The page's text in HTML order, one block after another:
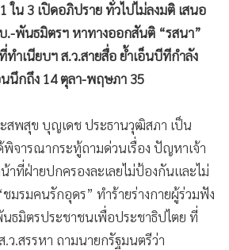
ใน 3 เปิดอภิปราย ทั่วไปไม่ลงมติ เสนอ
.-พันธมิตรฯ หาทางออกสันติ “รสนา”
ำเนียบฯ ส.ว.สายสื่อ ย้ำเอ็นบีทีกำลัง
นึกถึง 14 ตุลา-พฤษภา 35
สพสุข บุญเดช ประธานวุฒิสภา เป็น
จารณากระทู้ถามด่วนเรื่อง ปัญหาเจ้า
าที่ฝ่ายปกครองละเลยไม่ป้องกันและไม่
มรมคนรักอุดร” ทำร้ายร่างกายผู้ร่วมฟัง
ธมิตรประชาชนเพื่อประชาธิปไตย ที่
ว.สรรหา ถามนายกรัฐมนตรีว่า